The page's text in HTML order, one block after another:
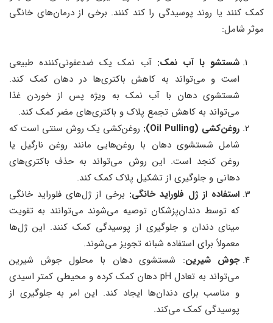
کمک کنند یا روند پوسیدگی را کند کنند. برخی از درمان‌های خانگی
موثر شامل:
شستشو با آب نمک: آب نمک یک ضدعفونی‌کننده طبیعی
است و می‌تواند به کاهش باکتری‌ها در دهان کمک کند.
شستشوی دهان با آب نمک به ویژه پس از خوردن غذا
می‌تواند به کاهش تجمع پلاک و باکتری‌های مضر کمک کند.
روغن‌کشی (Oil Pulling):
روغن‌کشی یک روش سنتی است که
شامل شستشوی دهان با روغن‌هایی مانند روغن نارگیل یا
روغن کنجد است. این روش می‌تواند به حذف باکتری‌های
دهانی و جلوگیری از تشکیل پلاک کمک کند.
استفاده از ژل فلوراید خانگی: برخی از ژل‌های فلوراید خانگی
که توسط دندان‌پزشکان توصیه می‌شوند می‌توانند به تقویت
مینای دندان و جلوگیری از پوسیدگی کمک کنند. این ژل‌ها
معمولاً برای استفاده شبانه تجویز می‌شوند.
جوش شیرین: شستشوی دهان با محلول جوش شیرین
می‌تواند به تعادل pH دهان کمک کرده و محیطی کمتر اسیدی
و مناسب برای دندان‌ها ایجاد کند. این امر به جلوگیری از
پوسیدگی کمک می‌کند.